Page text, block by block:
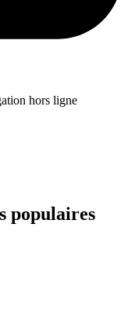
hors ligne
populaires